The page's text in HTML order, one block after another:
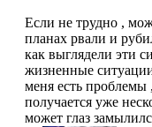
Если не трудно ,
планах рвали и
как выглядели эти
жизненные
меня есть
получается уже
может глаз